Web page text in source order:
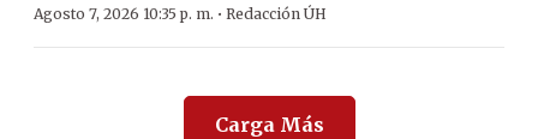
Agosto 7, 2026 10:35 p. m. · Redacción ÚH
Carga Más